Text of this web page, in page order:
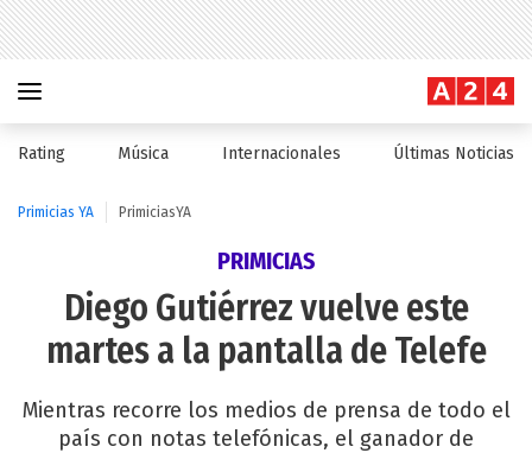
Rating Música Internacionales Últimas Noticias
Primicias YA PrimiciasYA
PRIMICIAS
Diego Gutiérrez vuelve este
martes a la pantalla de Telefe
Mientras recorre los medios de prensa de todo el
país con notas telefónicas, el ganador de